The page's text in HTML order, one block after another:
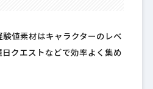
験値素材はキャラクターのレベ
クエストなどで効率よく集め